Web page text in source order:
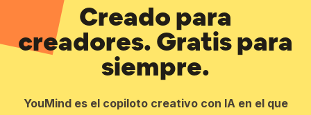
Creado para
creadores. Gratis para
siempre.
YouMind es el copiloto creativo con IA en el que